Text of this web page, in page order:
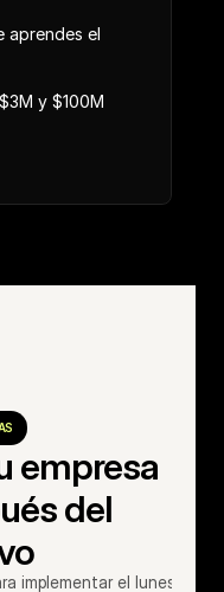
aprendes el
y $100M
empresa
del
implementar el lunes que